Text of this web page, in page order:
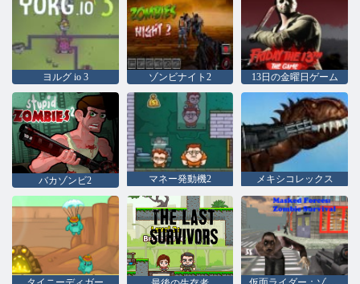
ヨルグ io 3 ゾンビナイト2 13日の金曜日ゲーム
バカゾンビ2 マネー発動機2 メキシコレックス